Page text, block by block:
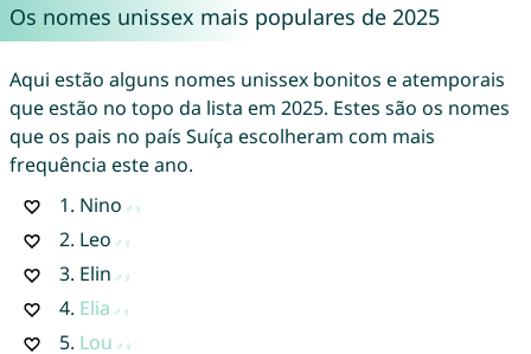
Os nomes unissex mais populares de 2025
Aqui estão alguns nomes unissex bonitos e atemporais
que estão no topo da lista em 2025. Estes são os nomes
que os pais no país Suíça escolheram com mais
frequência este ano.
1. Nino
2. Leo
3. Elin
4. Elia
5. Lou